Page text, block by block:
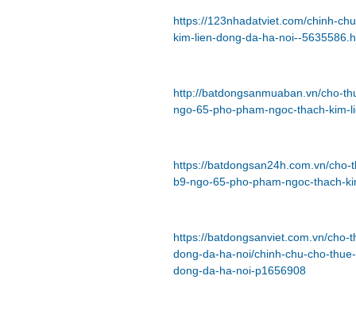
https://123nhadatviet.com/chinh-
kim-lien-dong-da-ha-noi--
http://batdongsanmuaban.vn/cho-
ngo-65-pho-pham-ngoc-thach-
https://batdongsan24h.com.vn/
b9-ngo-65-pho-pham-ngoc-thach-
https://batdongsanviet.com.vn/
dong-da-ha-noi/chinh-chu-cho-
dong-da-ha-noi-p1656908